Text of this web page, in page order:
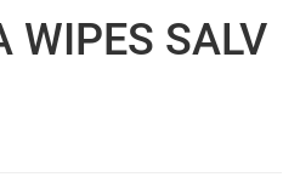
WIPES SALV